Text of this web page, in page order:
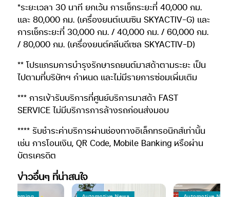
*ระยะเวลา 30 นาที ยกเว้น การเช็กระยะที่ 40,000 กม.
และ 80,000 กม. (เครื่องยนต์เบนซิน SKYACTIV-G) และ
การเช็กระยะที่ 30,000 กม. / 40,000 กม. / 60,000 กม.
/ 80,000 กม. (เครื่องยนต์คลีนดีเซล SKYACTIV-D)
** โปรแกรมการบำรุงรักษารถยนต์มาสด้าตามระยะ เป็น
ไปตามที่บริษัทฯ กำหนด และไม่มีรายการซ่อมเพิ่มเติม
*** การเข้ารับบริการที่ศูนย์บริการมาสด้า FAST
SERVICE ไม่มีบริการการล้างรถก่อนส่งมอบ
**** รับชำระค่าบริการผ่านช่องทางอิเล็กทรอนิกส์เท่านั้น
เช่น การโอนเงิน, QR Code, Mobile Banking หรือผ่าน
บัตรเครดิต
ข่าวอื่นๆ ที่น่าสนใจ